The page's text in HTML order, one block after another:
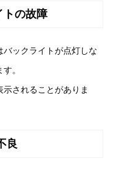
トの故障
ックライトが点灯しな
。
されることがありま
良